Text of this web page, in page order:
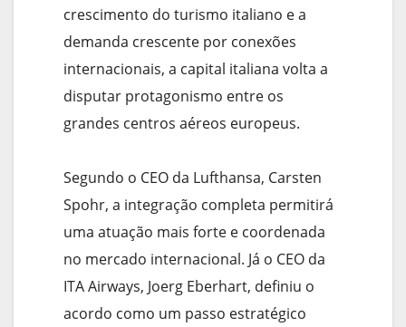
crescimento do turismo italiano e a
demanda crescente por conexões
internacionais, a capital italiana volta a
disputar protagonismo entre os
grandes centros aéreos europeus.
Segundo o CEO da Lufthansa, Carsten
Spohr, a integração completa permitirá
uma atuação mais forte e coordenada
no mercado internacional. Já o CEO da
ITA Airways, Joerg Eberhart, definiu o
acordo como um passo estratégico